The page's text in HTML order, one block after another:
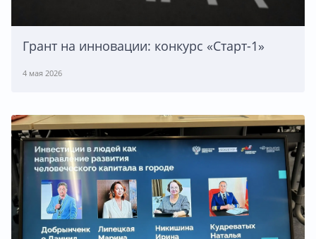
Грант на инновации: конкурс «Старт-1»
4 мая 2026